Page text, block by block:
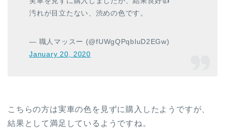
汚れが目立たない、渋めの色です。
— 職人マッスー (@fUWgQPqbluD2EGw)
January 20, 2020
こちらの方は実車の色を見ずに購入したようですが、
結果として満足しているようですね。